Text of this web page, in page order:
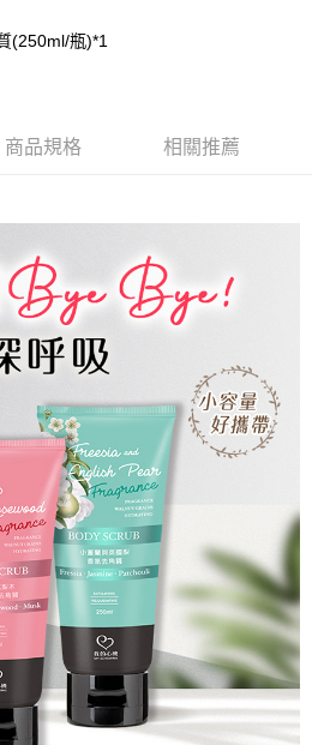
卡、不需儲值。
證，即可結帳。
享後付」後，將跳轉至「AFTEE先享後付」
金額後，即可完成結帳。
繳費通知簡訊。
，點擊此簡訊中的連結，可透過四大超商／
付款，方視為交易完成。
立刻繳費，但若您需要取消訂單，請聯絡
取消之訂單仍視為有效，需透過AFTEE先享
享後付 」之結帳頁面顯示為準，若有關於
款等相關疑問，請聯繫「AFTEE先享後付
support/home
提供之「AFTEE先享後付」服務完成之交
個人資料，並將交易相關給付款項請求債
。
瀏覽以下網址：
法定代理人或監護人之同意方可使用
意申辦者引起之損失，本公司不負相關責
，將依據個別帳號之用戶狀況，依本公司即
有額度不足之情形，本公司將視審查結果
以上)免運費
含以上)免運費
(250ml/瓶)*1
商品規格 相關推薦